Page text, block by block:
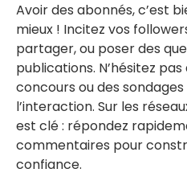
Avoir des abonnés, c’est
mieux ! Incitez vos
partager, ou poser des
publications. N’hésitez
concours ou des
l’interaction. Sur les
est clé : répondez
commentaires pour
confiance.